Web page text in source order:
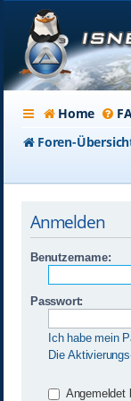
Home
Foren-
Anmelden
Benutzername:
Passwort:
Ich habe mein
Die
Angemeldet